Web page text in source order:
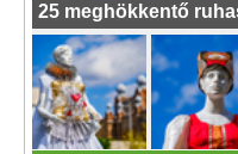
25 meghökkentő